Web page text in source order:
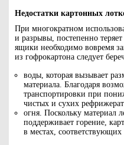
Недостатки картонных
При многократном
и разрывы, постепенно
ящики необходимо вовремя
из гофрокартона следует
воды, которая вызывает
материала. Благодаря
транспортировки при
чистых и сухих
огня. Поскольку материал
поддерживает горение,
в местах,